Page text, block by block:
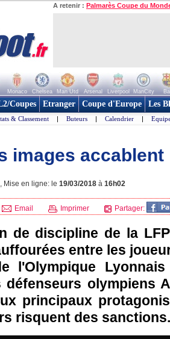
A retenir : Palmarès Coupe du
Monaco Chelsea Man Utd Arsenal Liverpool ManCity
Coupes Etranger Coupe d'Europe Les
& Classement | Buteurs | Calendrier |
images accablent
Mise en ligne: le 19/03/2018 à 16h02
Email Imprimer Partager:
de discipline de la
entre les
l'Olympique
défenseurs olympiens
principaux
risquent des sanctions.